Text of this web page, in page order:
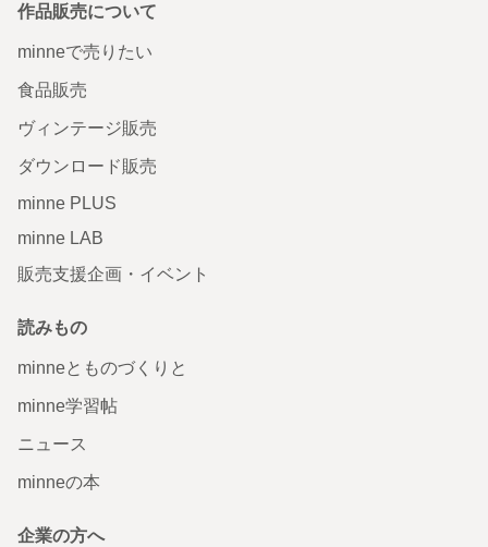
作品販売について
minneで売りたい
食品販売
ヴィンテージ販売
ダウンロード販売
minne PLUS
minne LAB
販売支援企画・イベント
読みもの
minneとものづくりと
minne学習帖
ニュース
minneの本
企業の方へ